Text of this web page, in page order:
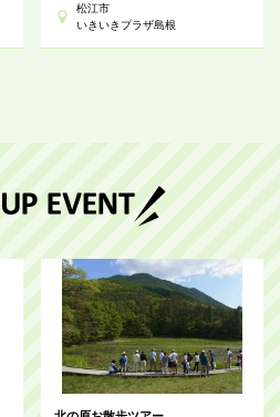
松江市
いきいきプラザ島根